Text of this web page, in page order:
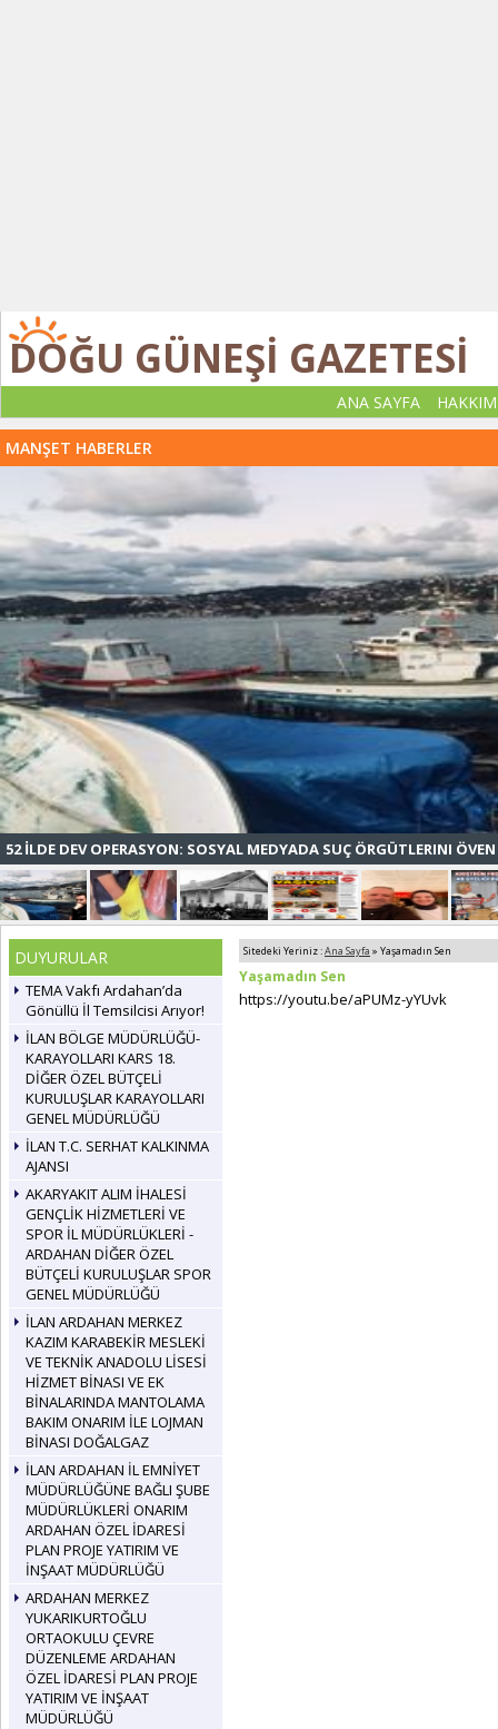
DOĞU GÜNEŞİ GAZETESİ
ANA SAYFA
MANŞET HABERLER
52 İLDE DEV OPERASYON: SOSYAL MEDYADA SUÇ ÖRGÜTLERINI
DUYURULAR
TEMA Vakfı Ardahan’da
Gönüllü İl Temsilcisi Arıyor!
İLAN BÖLGE MÜDÜRLÜĞÜ-
KARAYOLLARI KARS 18.
DİĞER ÖZEL BÜTÇELİ
KURULUŞLAR KARAYOLLARI
GENEL MÜDÜRLÜĞÜ
İLAN T.C. SERHAT KALKINMA
AJANSI
AKARYAKIT ALIM İHALESİ
GENÇLİK HİZMETLERİ VE
SPOR İL MÜDÜRLÜKLERİ -
ARDAHAN DİĞER ÖZEL
BÜTÇELİ KURULUŞLAR SPOR
GENEL MÜDÜRLÜĞÜ
İLAN ARDAHAN MERKEZ
KAZIM KARABEKİR MESLEKİ
VE TEKNİK ANADOLU LİSESİ
HİZMET BİNASI VE EK
BİNALARINDA MANTOLAMA
BAKIM ONARIM İLE LOJMAN
BİNASI DOĞALGAZ
İLAN ARDAHAN İL EMNİYET
MÜDÜRLÜĞÜNE BAĞLI ŞUBE
MÜDÜRLÜKLERİ ONARIM
ARDAHAN ÖZEL İDARESİ
PLAN PROJE YATIRIM VE
İNŞAAT MÜDÜRLÜĞÜ
ARDAHAN MERKEZ
YUKARIKURTOĞLU
ORTAOKULU ÇEVRE
DÜZENLEME ARDAHAN
ÖZEL İDARESİ PLAN PROJE
YATIRIM VE İNŞAAT
MÜDÜRLÜĞÜ
Sitedeki Yeriniz :Ana Sayfa » Yaşamadın Sen
Yaşamadın Sen
https://youtu.be/aPUMz-yYUvk